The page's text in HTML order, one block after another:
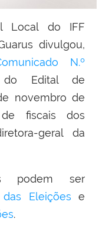
Local do IFF
divulgou,
N.º
Edital de
novembro de
fiscais dos
geral da
podem ser
das Eleições e
.